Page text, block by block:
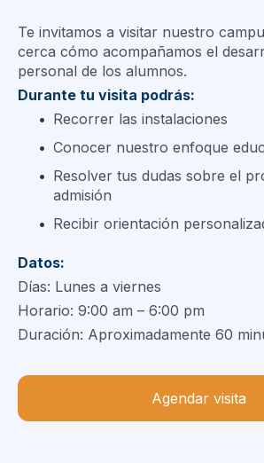
Te invitamos a visitar nuestro
cerca cómo acompañamos el
personal de los alumnos.
Durante tu visita podrás:
Recorrer las instalaciones
Conocer nuestro enfoque
Resolver tus dudas sobre el
admisión
Recibir orientación
Datos:
Días: Lunes a viernes
Horario: 9:00 am – 6:00 pm
Duración: Aproximadamente 60
Agendar visita